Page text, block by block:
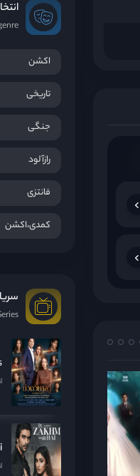
اکشن
تاریخی
جنگی
رازآلود
فانتزی
کمدی،اکشن